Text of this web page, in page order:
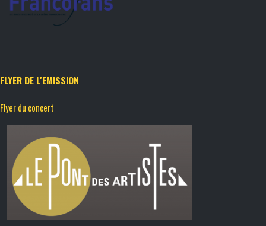
FLYER DE L'EMISSION
Flyer du concert